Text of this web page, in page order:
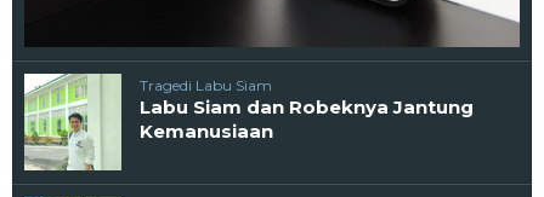
Tragedi Labu Siam
Labu Siam dan Robeknya Jantung
Kemanusiaan